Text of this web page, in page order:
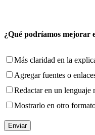
¿Qué podríamos mejorar
Más claridad en la
Agregar fuentes o
Redactar en un lenguaje
Mostrarlo en otro